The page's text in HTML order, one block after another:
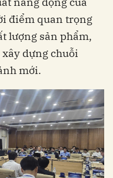
điểm quan trọng
lượng sản phẩm,
dựng chuỗi
mới.